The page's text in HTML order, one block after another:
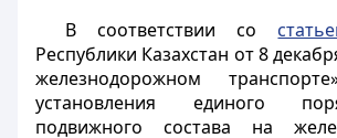
В соответствии со
Республики Казахстан от 8
железнодорожном
установления единого
подвижного состава на